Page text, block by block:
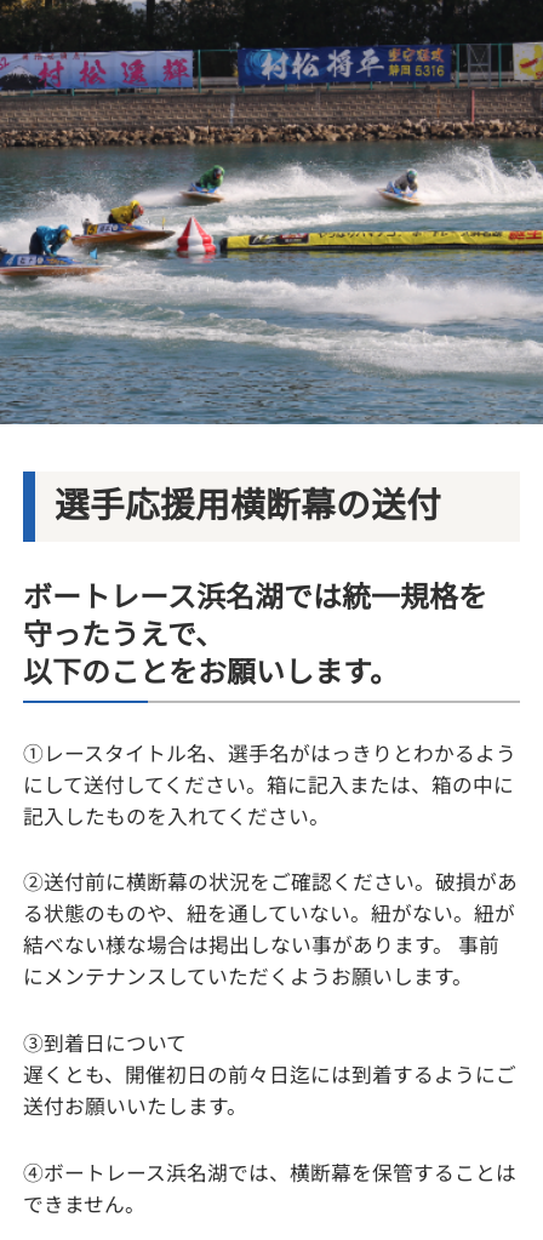
選手応援用横断幕の送付
ボートレース浜名湖では統一規格を
守ったうえで、
以下のことをお願いします。
①レースタイトル名、選手名がはっきりとわかるよう
にして送付してください。箱に記入または、箱の中に
記入したものを入れてください。
②送付前に横断幕の状況をご確認ください。破損があ
る状態のものや、紐を通していない。紐がない。紐が
結べない様な場合は掲出しない事があります。 事前
にメンテナンスしていただくようお願いします。
③到着日について
遅くとも、開催初日の前々日迄には到着するようにご
送付お願いいたします。
④ボートレース浜名湖では、横断幕を保管することは
できません。